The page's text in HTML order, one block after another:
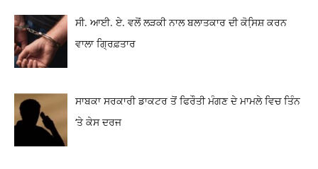
ਸੀ. ਆਈ. ਏ. ਵਲੋਂ ਲੜਕੀ ਨਾਲ ਬਲਾਤਕਾਰ ਦੀ ਕੋਸਿ਼ਸ਼ ਕਰਨ
ਵਾਲਾ ਗ੍ਰਿਫ਼ਤਾਰ
ਸਾਬਕਾ ਸਰਕਾਰੀ ਡਾਕਟਰ ਤੋਂ ਫਿਰੌਤੀ ਮੰਗਣ ਦੇ ਮਾਮਲੇ ਵਿਚ ਤਿੰਨ
‘ਤੇ ਕੇਸ ਦਰਜ